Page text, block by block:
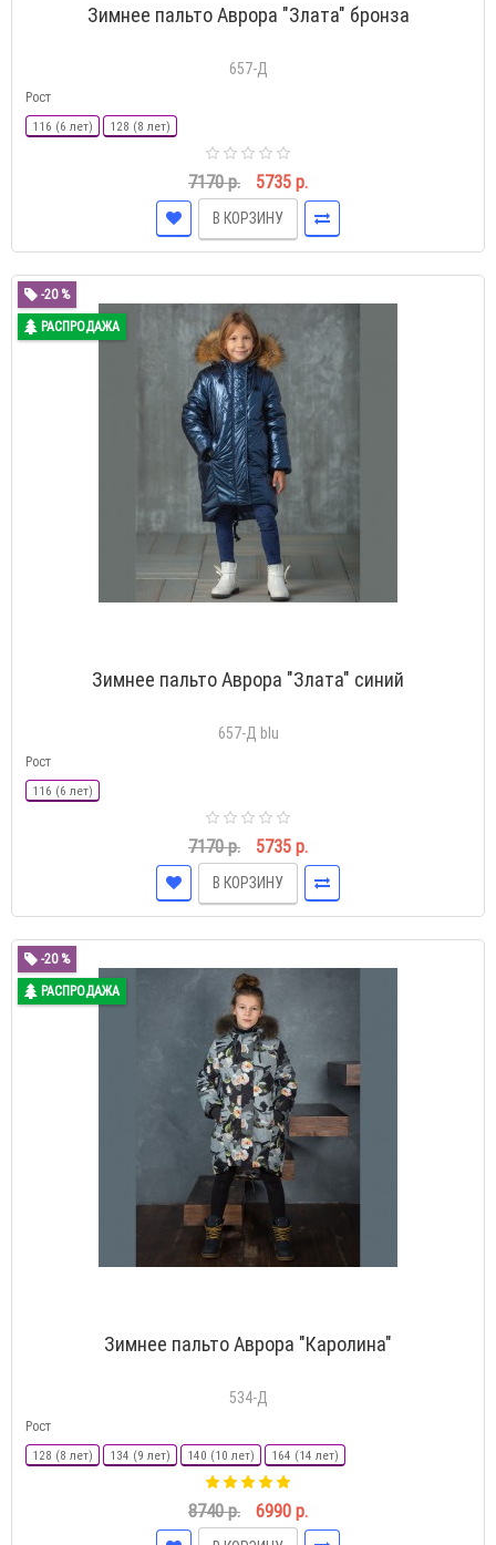
Зимнее пальто Аврора "Злата" бронза
657-Д
Рост
116 (6 лет) 128 (8 лет)
7170 р. 5735 р.
В КОРЗИНУ
-20 %
РАСПРОДАЖА
Зимнее пальто Аврора "Злата" синий
657-Д blu
Рост
116 (6 лет)
7170 р. 5735 р.
В КОРЗИНУ
-20 %
РАСПРОДАЖА
Зимнее пальто Аврора "Каролина"
534-Д
Рост
128 (8 лет) 134 (9 лет) 140 (10 лет) 164 (14 лет)
8740 р. 6990 р.